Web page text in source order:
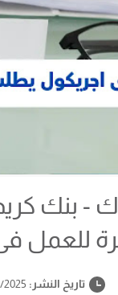
- بنك
للعمل
تاريخ النشر: 2025